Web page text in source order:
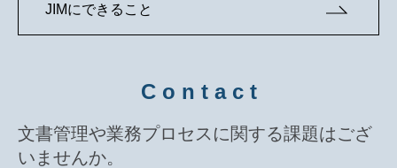
JIMにできること
C o n t a c t
文書管理や業務プロセスに関する課題はござ
いませんか。